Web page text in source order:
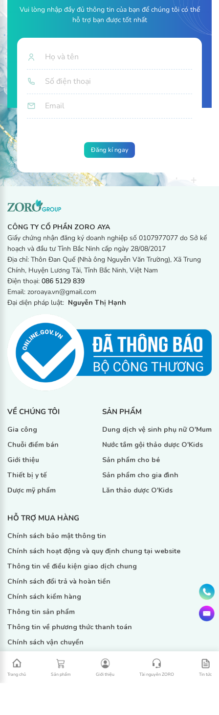
Vui lòng nhập đầy đủ thông tin của bạn để chúng tôi có thể
hỗ trợ bạn được tốt nhất
CÔNG TY CỔ PHẦN ZORO AYA
Giấy chứng nhận đăng ký doanh nghiệp số 0107977077 do Sở kế
hoạch và đầu tư Tỉnh Bắc Ninh cấp ngày 28/08/2017
Địa chỉ: Thôn Đan Quế (Nhà ông Nguyễn Văn Trường), Xã Trung
Chính, Huyện Lương Tài, Tỉnh Bắc Ninh, Việt Nam
Điện thoại: 086 5129 839
Email: zoroaya.vn@gmail.com
Đại diện pháp luật: Nguyễn Thị Hạnh
VỀ CHÚNG TÔI
Gia công
Chuỗi điểm bán
Giới thiệu
Thiết bị y tế
Dược mỹ phẩm
SẢN PHẨM
Dung dịch vệ sinh phụ nữ O'Mum
Nước tắm gội thảo dược O'Kids
Sản phẩm cho bé
Sản phẩm cho gia đình
Lăn thảo dược O'Kids
HỖ TRỢ MUA HÀNG
Chính sách bảo mật thông tin
Chính sách hoạt động và quy định chung tại website
Thông tin về điều kiện giao dịch chung
Chính sách đổi trả và hoàn tiền
Chính sách kiểm hàng
Thông tin sản phẩm
Thông tin về phương thức thanh toán
Chính sách vận chuyển
Copyright © 2022 Zoro - Design by Nanoweb
Trang chủ Sản phẩm Giới thiệu Tài nguyên ZORO Tin tức